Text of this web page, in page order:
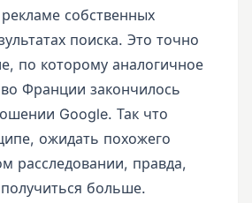
собственных
поиска. Это точно
по которому аналогичное
Франции закончилось
Google. Так что
ожидать похожего
расследовании, правда,
больше.